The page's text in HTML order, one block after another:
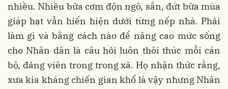
nhiều. Nhiều bữa cơm độn ngô, sắn, đứt bữa mùa
giáp hạt vẫn hiển hiện dưới từng nếp nhà. Phải
làm gì và bằng cách nào để nâng cao mức sống
cho Nhân dân là câu hỏi luôn thôi thúc mỗi cán
bộ, đảng viên trong trong xã. Họ nhận thức rằng,
xưa kia kháng chiến gian khổ là vậy nhưng Nhân